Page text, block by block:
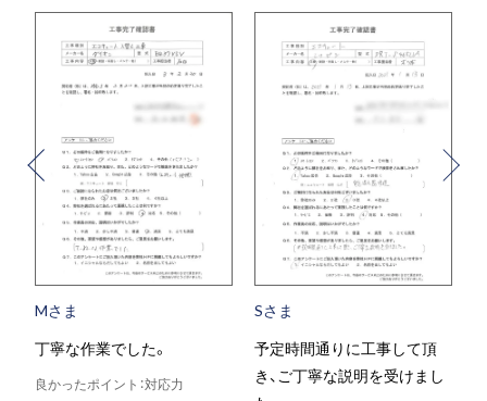
した。
：対応力
予定時間通りに工事して頂
き、ご丁寧な説明を受けまし
当日対応がとても
た。